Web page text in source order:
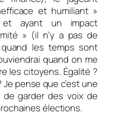
et humiliant»
ayant un impact
» (il n’y a pas de
les temps sont
quand on me
les citoyens. Égalité ?
pense que c’est une
garder des voix de
élections.